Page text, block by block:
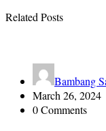
Related Posts
Bambang
March 26, 2024
0 Comments